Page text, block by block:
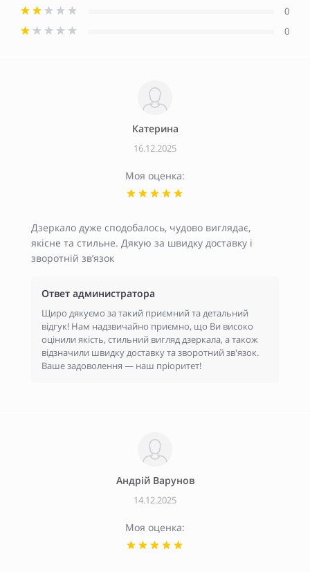
0
0
Катерина
16.12.2025
Моя оценка:
Дзеркало дуже сподобалось, чудово виглядає,
якісне та стильне. Дякую за швидку доставку і
зворотній зв’язок
Ответ администратора
Щиро дякуємо за такий приємний та детальний
відгук! Нам надзвичайно приємно, що Ви високо
оцінили якість, стильний вигляд дзеркала, а також
відзначили швидку доставку та зворотний зв'язок.
Ваше задоволення — наш пріоритет!
Андрiй Варунов
14.12.2025
Моя оценка: